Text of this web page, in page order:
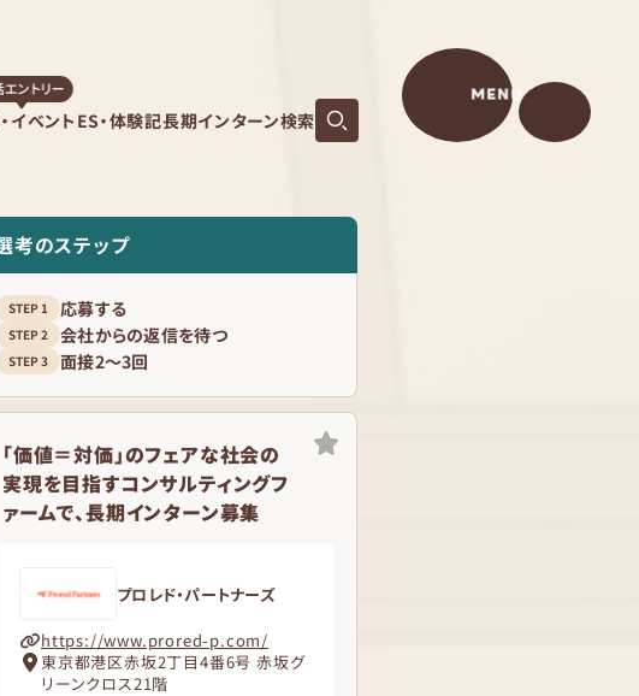
イベント
ントリー
ES・体験記長期インターン検索
MENU
考のステップ
応募する
会社からの返信を待つ
面接2〜3回
「価値＝対価」のフェアな社会の
実現を目指すコンサルティングフ
ァームで、長期インターン募集
プロレド・パートナーズ
https://www.prored-p.com/
東京都港区赤坂2丁目4番6号 赤坂グ
リーンクロス21階